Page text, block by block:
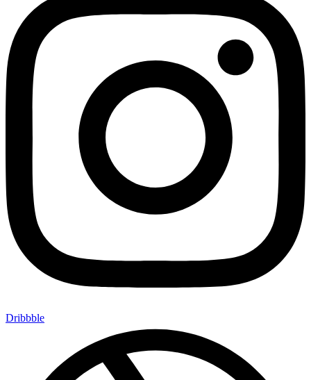
Dribbble